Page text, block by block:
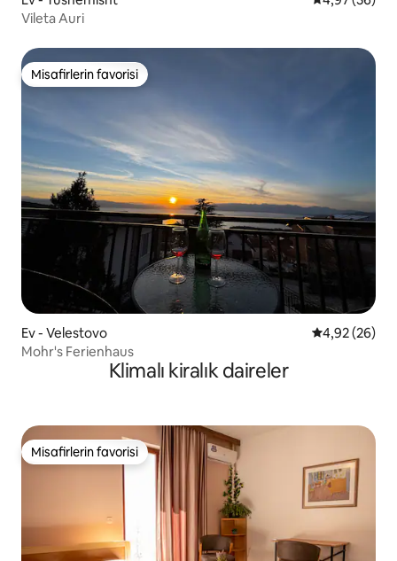
Vileta Auri
Misafirlerin favorisi
Misafirlerin favorisi
Ev - Velestovo 5 üzerinden
4,92 (26)
Mohr's Ferienhaus
Klimalı kiralık daireler
Misafirlerin favorisi
Misafirlerin favorisi